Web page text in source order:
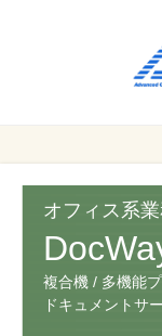
ス
効
率
化
オフィス系
複合機 / 多機能
ドキュメントサ
セ
株
式
会
社